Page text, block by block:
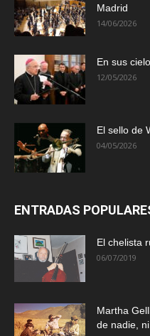
Madrid
14/06/2026
En sus
12/05/2026
El sello de
04/05/2026
ENTRADAS
El chelista
06/07/2019
Martha
de nadie,